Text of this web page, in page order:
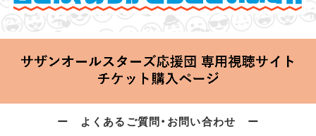
サザンオールスターズ 特別ライブ 2020
2020.06.25 Thu 20:00 Start at 横浜アリーナ
ー よくあるご質問・お問い合わせ ー